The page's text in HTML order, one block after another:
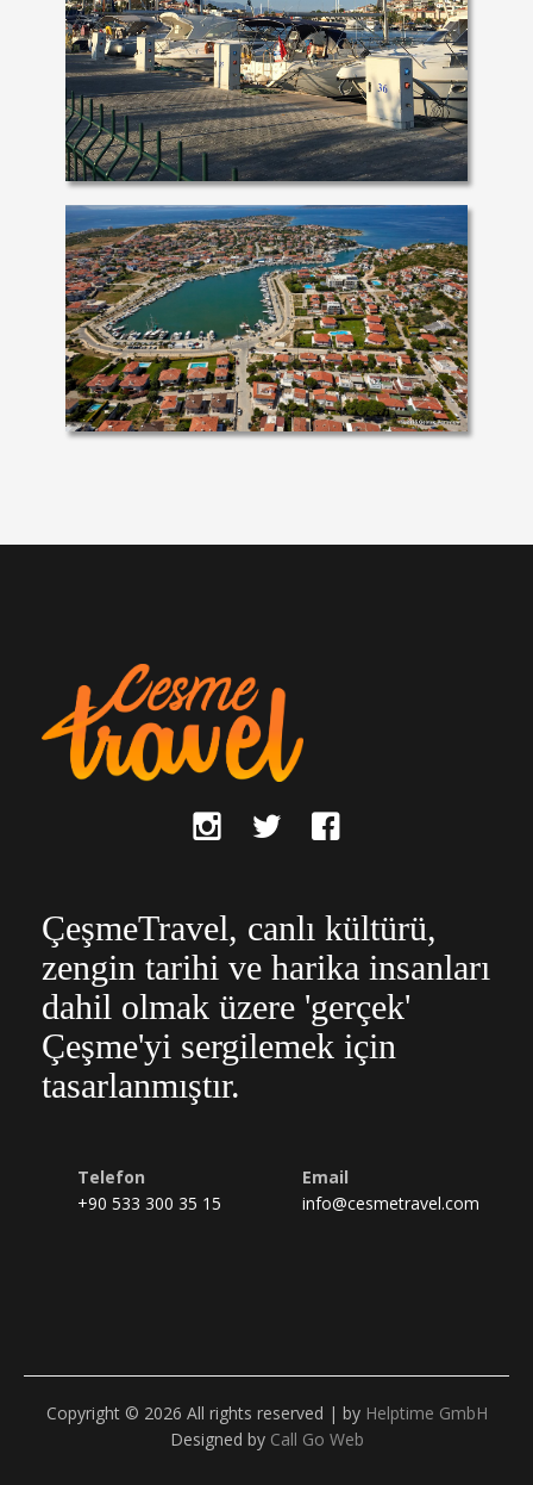
ÇeşmeTravel, canlı kültürü,
zengin tarihi ve harika insanları
dahil olmak üzere 'gerçek'
Çeşme'yi sergilemek için
tasarlanmıştır.
Telefon
+90 533 300 35 15
Email
info@cesmetravel.com
Copyright © 2026 All rights reserved | by Helptime GmbH
Designed by Call Go Web